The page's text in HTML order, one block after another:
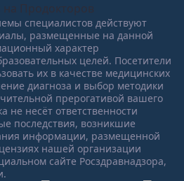
на Продокторов
специалистов действуют
размещенные на данной
характер
целей. Посетители
их в качестве медицинских
диагноза и выбор методики
прерогативой вашего
не несёт ответственности
последствия, возникшие
информации, размещенной
нашей организации
сайте Росздравнадзора,